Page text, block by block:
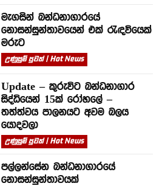
මැගසින් බන්ධනාගාරයේ
නොසන්සුන්තාවයෙන් එක් රැඳවියෙක්
මරුට
උණුසුම් පුවත් | Hot News
Update – කුරුවිට බන්ධනාගාර
සිද්ධියෙන් 15ක් රෝහලේ –
තත්ත්වය පාලනයට අවම බලය
යොදවලා
උණුසුම් පුවත් | Hot News
පල්ලන්සේන බන්ධනාගාරයේ
නොසන්සුන්තාවයක්